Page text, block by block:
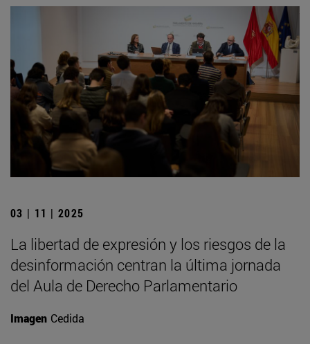
03 | 11 | 2025
La libertad de expresión y los riesgos de la
desinformación centran la última jornada
del Aula de Derecho Parlamentario
Imagen Cedida